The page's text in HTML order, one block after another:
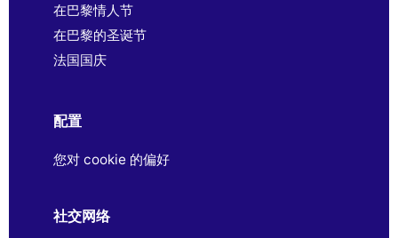
在巴黎情人节
在巴黎的圣诞节
法国国庆
配置
您对 cookie 的偏好
社交网络